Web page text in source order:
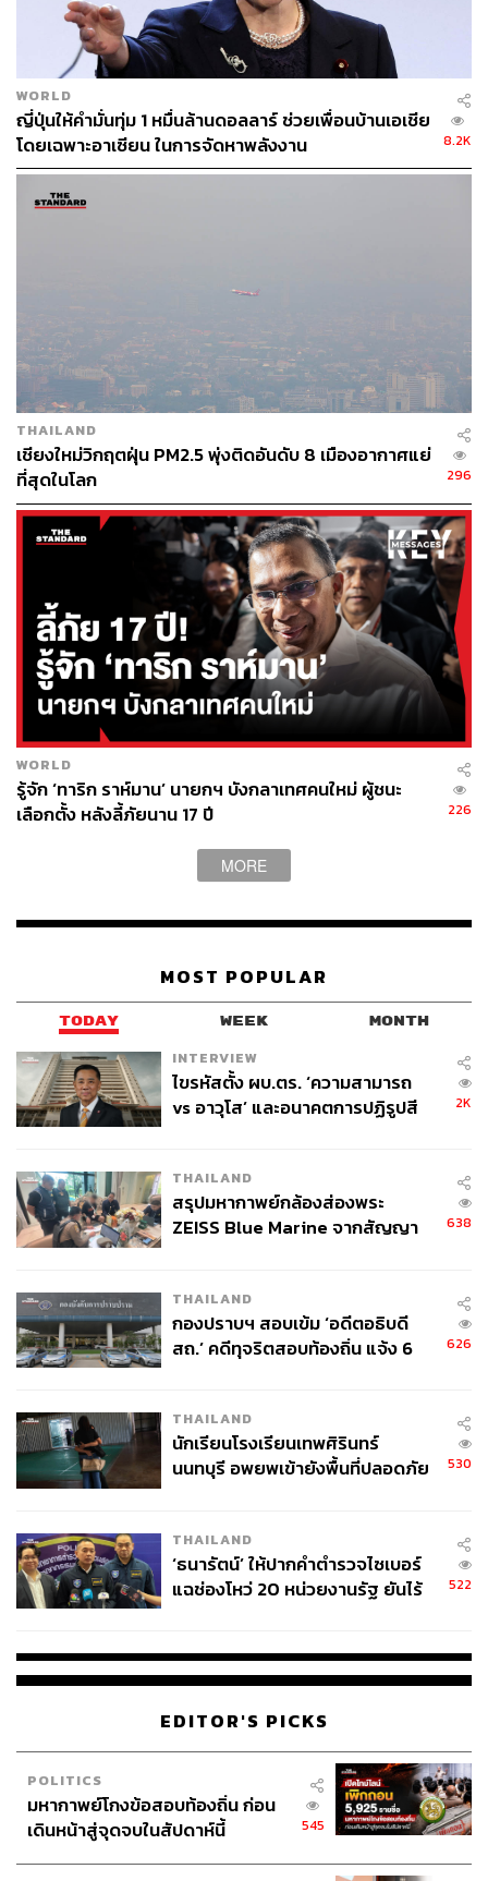
WORLD
ญี่ปุ่นให้คำมั่นทุ่ม 1 หมื่นล้านดอลลาร์ ช่วยเพื่อนบ้านเอเชีย
โดยเฉพาะอาเซียน ในการจัดหาพลังงาน
8.2K
THAILAND
เชียงใหม่วิกฤตฝุ่น PM2.5 พุ่งติดอันดับ 8 เมืองอากาศแย่
ที่สุดในโลก
296
WORLD
รู้จัก ‘ทาริก ราห์มาน’ นายกฯ บังกลาเทศคนใหม่ ผู้ชนะ
เลือกตั้ง หลังลี้ภัยนาน 17 ปี
226
MORE
MOST POPULAR
TODAY WEEK MONTH
INTERVIEW
ไขรหัสตั้ง ผบ.ตร. ‘ความสามารถ
vs อาวุโส’ และอนาคตการปฏิรูปสี
2K
THAILAND
สรุปมหากาพย์กล้องส่องพระ
ZEISS Blue Marine จากสัญญา
จ่ายหนี้-แอบระบุแบรนด์
638
THAILAND
กองปราบฯ สอบเข้ม ‘อดีตอธิบดี
สถ.’ คดีทุจริตสอบท้องถิ่น แจ้ง 6
626
THAILAND
นักเรียนโรงเรียนเทพศิรินทร์
นนทบุรี อพยพเข้ายังพื้นที่ปลอดภัย
530
THAILAND
‘ธนารัตน์’ ให้ปากคำตำรวจไซเบอร์
แฉช่องโหว่ 20 หน่วยงานรัฐ ยันไร้
522
EDITOR'S PICKS
POLITICS
มหากาพย์โกงข้อสอบท้องถิ่น ก่อน
เดินหน้าสู่จุดจบในสัปดาห์นี้
545